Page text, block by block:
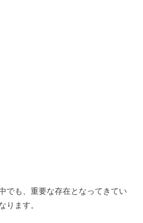
でも、重要な存在となってきてい
ります。